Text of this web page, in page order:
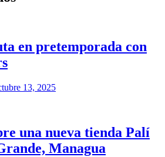
en pretemporada con
13, 2025
una nueva tienda Palí
Managua